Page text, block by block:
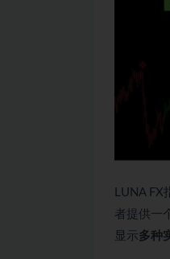
LUNA
者提供一
显示多种